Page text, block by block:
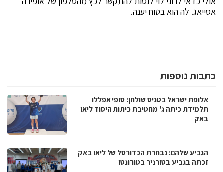
אסייאג. לה הוא בטוח יענה.
כתבות נוספות
אלופת ישראל בטניס שולחן: סופי אפללו
תלמידת כיתה ג' מחטיבת כיתות היסוד ליאו
באק
הגביע שלהם: נבחרת הכדורסל של ליאו באק
זכתה בגביע בטורניר בטורונטו